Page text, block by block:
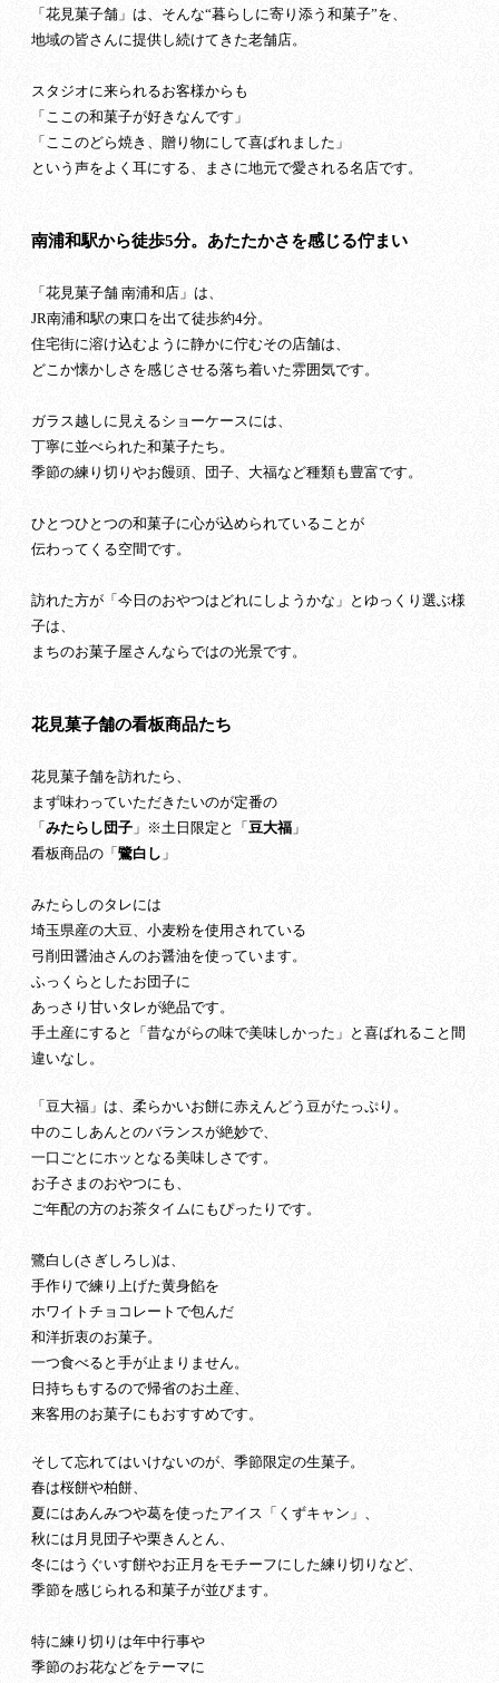
「花見菓子舗」は、そんな“暮らしに寄り添う和菓子”を、
地域の皆さんに提供し続けてきた老舗店。
スタジオに来られるお客様からも
「ここの和菓子が好きなんです」
「ここのどら焼き、贈り物にして喜ばれました」
という声をよく耳にする、まさに地元で愛される名店です。
南浦和駅から徒歩5分。あたたかさを感じる佇まい
「花見菓子舗 南浦和店」は、
JR南浦和駅の東口を出て徒歩約4分。
住宅街に溶け込むように静かに佇むその店舗は、
どこか懐かしさを感じさせる落ち着いた雰囲気です。
ガラス越しに見えるショーケースには、
丁寧に並べられた和菓子たち。
季節の練り切りやお饅頭、団子、大福など種類も豊富です。
ひとつひとつの和菓子に心が込められていることが
伝わってくる空間です。
訪れた方が「今日のおやつはどれにしようかな」とゆっくり選ぶ様
子は、
まちのお菓子屋さんならではの光景です。
花見菓子舗の看板商品たち
花見菓子舗を訪れたら、
まず味わっていただきたいのが定番の
「 みたらし団子」※土日限定と「 豆大福」
看板商品の「 鷺白し 」
みたらしのタレには
埼玉県産の大豆、小麦粉を使用されている
弓削田醤油さんのお醤油を使っています。
ふっくらとしたお団子に
あっさり甘いタレが絶品です。
手土産にすると「昔ながらの味で美味しかった」と喜ばれること間
違いなし。
「豆大福」は、柔らかいお餅に赤えんどう豆がたっぷり。
中のこしあんとのバランスが絶妙で、
一口ごとにホッとなる美味しさです。
お子さまのおやつにも、
ご年配の方のお茶タイムにもぴったりです。
鷺白し(さぎしろし)は、
手作りで練り上げた黄身餡を
ホワイトチョコレートで包んだ
和洋折衷のお菓子。
一つ食べると手が止まりません。
日持ちもするので帰省のお土産、
来客用のお菓子にもおすすめです。
そして忘れてはいけないのが、季節限定の生菓子。
春は桜餅や柏餅、
夏にはあんみつや葛を使ったアイス「くずキャン」、
秋には月見団子や栗きんとん、
冬にはうぐいす餅やお正月をモチーフにした練り切りなど、
季節を感じられる和菓子が並びます。
特に練り切りは年中行事や
季節のお花などをテーマに